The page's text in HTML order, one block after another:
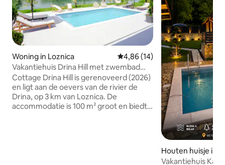
Woning in Loznica Gemiddelde beoordeling van
4,86 (14)
Vakantiehuis Drina Hill met zwembad
Loznica
Cottage Drina Hill is gerenoveerd (2026)
en ligt aan de oevers van de rivier de
Drina, op 3 km van Loznica. De
accommodatie is 100 m² groot en biedt
Houten huisje in
Vakantiehuis